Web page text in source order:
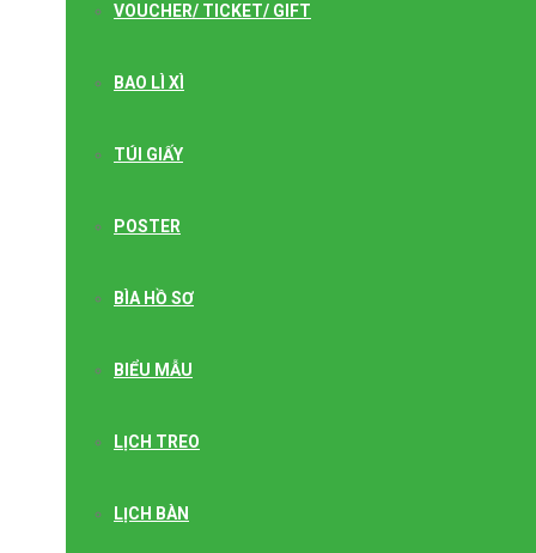
VOUCHER/ TICKET/ GIFT
BAO LÌ XÌ
TÚI GIẤY
POSTER
BÌA HỒ SƠ
BIỂU MẪU
LỊCH TREO
LỊCH BÀN